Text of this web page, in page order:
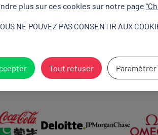
plus sur ces cookies sur notre page
NE POUVEZ PAS CONSENTIR AUX
Tout refuser